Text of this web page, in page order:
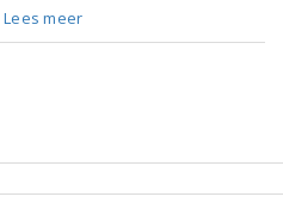
Lees meer